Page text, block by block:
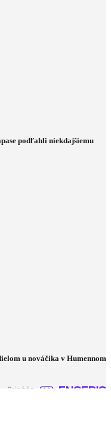
podľahli niekdajšiemu
u nováčika v Humennom